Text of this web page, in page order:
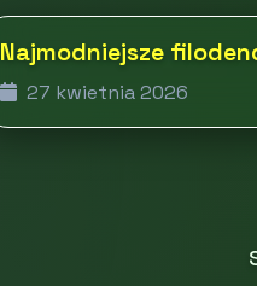
Najmodniejsze
27 kwietnia 2026